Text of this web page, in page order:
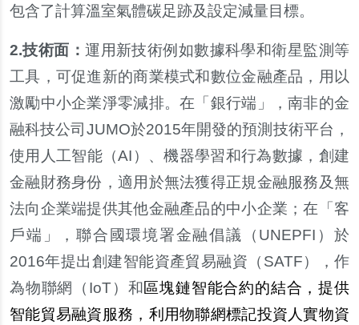
包含了計算溫室氣體碳足跡及設定減量目標。
2.技術面：運用新技術例如數據科學和衛星監測等
工具，可促進新的商業模式和數位金融產品，用以
激勵中小企業淨零減排。在「銀行端」，南非的金
融科技公司JUMO於2015年開發的預測技術平台，
使用人工智能（AI）、機器學習和行為數據，創建
金融財務身份，適用於無法獲得正規金融服務及無
法向企業端提供其他金融產品的中小企業；在「客
戶端」，聯合國環境署金融倡議（UNEPFI）於
2016年提出創建智能資產貿易融資（SATF），作
為物聯網（IoT）和區塊鏈智能合約的結合，提供
智能貿易融資服務，利用物聯網標記投資人實物資